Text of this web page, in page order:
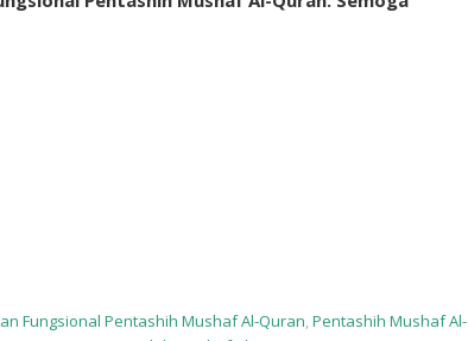
Fungsional Pentashih Mushaf Al-Quran,Pentashih Mushaf Al-